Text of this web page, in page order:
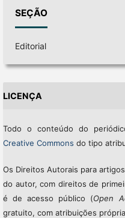
SEÇÃO
Editorial
LICENÇA
Todo o conteúdo do
Creative Commons do tipo
Os Direitos Autorais para
do autor, com direitos de
é de acesso público (Open
gratuito, com atribuições